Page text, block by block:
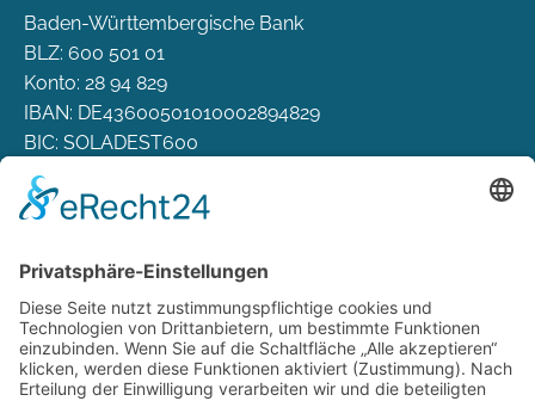
Baden-Württembergische Bank
BLZ: 600 501 01
Konto: 28 94 829
IBAN: DE43600501010002894829
BIC: SOLADEST600
Rechtliches
Versand & Lieferung
Widerrufsbelehrung
AGB
Datenschutz